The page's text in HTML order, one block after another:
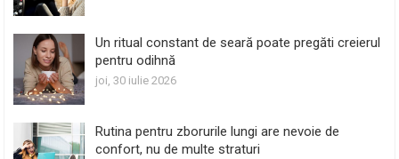
Un ritual constant de seară poate pregăti creierul
pentru odihnă
joi, 30 iulie 2026
Rutina pentru zborurile lungi are nevoie de
confort, nu de multe straturi